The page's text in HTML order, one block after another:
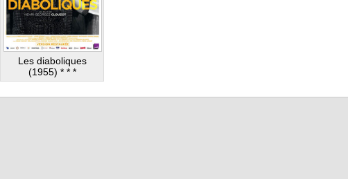
Les diaboliques
(1955) * * *